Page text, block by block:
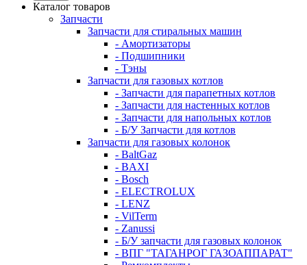
Каталог товаров
Запчасти
Запчасти для стиральных машин
- Амортизаторы
- Подшипники
- Тэны
Запчасти для газовых котлов
- Запчасти для парапетных котлов
- Запчасти для настенных котлов
- Запчасти для напольных котлов
- Б/У Запчасти для котлов
Запчасти для газовых колонок
- BaltGaz
- BAXI
- Bosch
- ELECTROLUX
- LENZ
- VilTerm
- Zanussi
- Б/У запчасти для газовых колонок
- ВПГ "ТАГАНРОГ ГАЗОАППАРАТ"